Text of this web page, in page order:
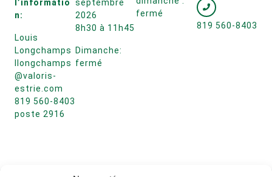
l’informatio
n:
Louis
Longchamps
llongchamps
@valoris-
estrie.com
819 560-8403
poste 2916
septembre
2026
8h30 à 11h45
Dimanche:
fermé
fermé
819 560-8403